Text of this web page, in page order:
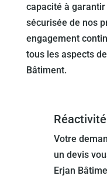
capacité à
sécurisée de nos
engagement
tous les aspects
Bâtiment.
Réactivité
Votre
un devis
Erjan